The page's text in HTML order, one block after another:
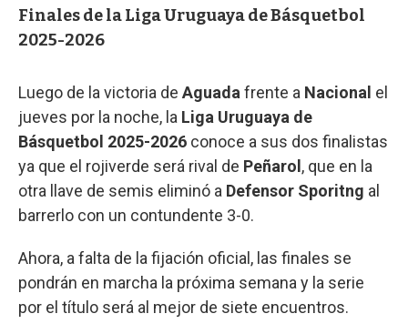
Finales de la Liga Uruguaya de Básquetbol
2025-2026
Luego de la victoria de Aguada frente a Nacional el
jueves por la noche, la Liga Uruguaya de
Básquetbol 2025-2026 conoce a sus dos finalistas
ya que el rojiverde será rival de Peñarol , que en la
otra llave de semis eliminó a Defensor Sporitng al
barrerlo con un contundente 3-0.
Ahora, a falta de la fijación oficial, las finales se
pondrán en marcha la próxima semana y la serie
por el título será al mejor de siete encuentros.